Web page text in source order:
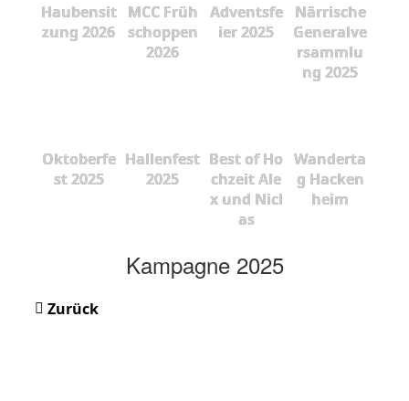
Haubensit
zung 2026
MCC Früh
schoppen
2026
Adventsfe
ier 2025
Närrische
Generalve
rsammlu
ng 2025
Oktoberfe
st 2025
Hallenfest
2025
Best of Ho
chzeit Ale
x und Nicl
as
Wanderta
g Hacken
heim
Kampagne 2025
Zurück